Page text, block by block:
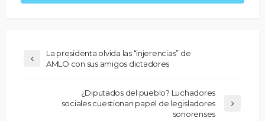
La presidenta olvida las “injerencias” de
AMLO con sus amigos dictadores
¿Diputados del pueblo? Luchadores
sociales cuestionan papel de legisladores
sonorenses